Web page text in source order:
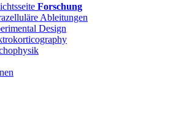
Forschung
Ableitungen
Design